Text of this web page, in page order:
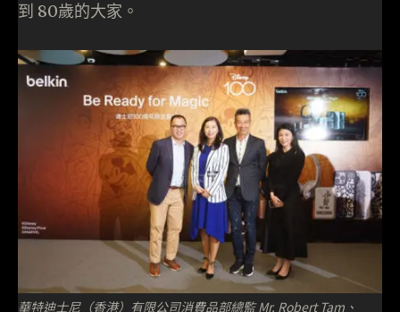
到 80歲的大家。
華特迪士尼（香港）有限公司消費品部總監 Mr. Robert Tam、